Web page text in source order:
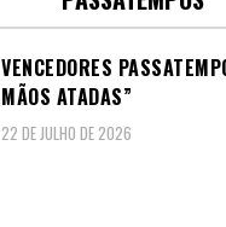
VENCEDORES
MÃOS ATADAS”
22 DE JULHO DE 2026